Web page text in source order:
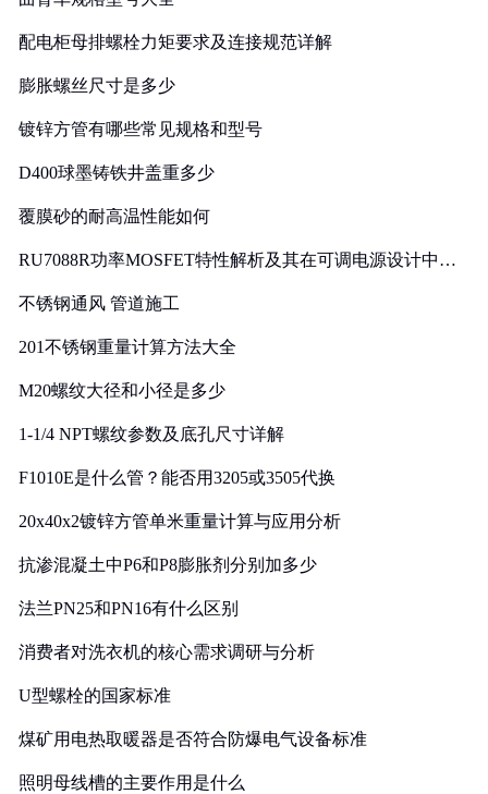
配电柜母排螺栓力矩要求及连接规范详解
膨胀螺丝尺寸是多少
镀锌方管有哪些常见规格和型号
D400球墨铸铁井盖重多少
覆膜砂的耐高温性能如何
RU7088R功率MOSFET特性解析及其在可调电源设计中的
不锈钢通风 管道施工
201不锈钢重量计算方法大全
M20螺纹大径和小径是多少
1-1/4 NPT螺纹参数及底孔尺寸详解
F1010E是什么管？能否用3205或3505代换
20x40x2镀锌方管单米重量计算与应用分析
抗渗混凝土中P6和P8膨胀剂分别加多少
法兰PN25和PN16有什么区别
消费者对洗衣机的核心需求调研与分析
U型螺栓的国家标准
煤矿用电热取暖器是否符合防爆电气设备标准
照明母线槽的主要作用是什么